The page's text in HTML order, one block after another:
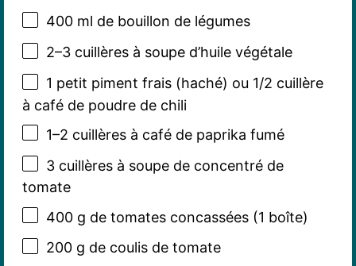
400ml de bouillon de légumes
2–3cuillères à soupe d’huile végétale
1 petit piment frais (haché) ou 1/2 cuillère
à café de poudre de chili
1–2 cuillères à café de paprika fumé
3cuillères à soupe de concentré de
tomate
400 g de tomates concassées (1 boîte)
200 g de coulis de tomate